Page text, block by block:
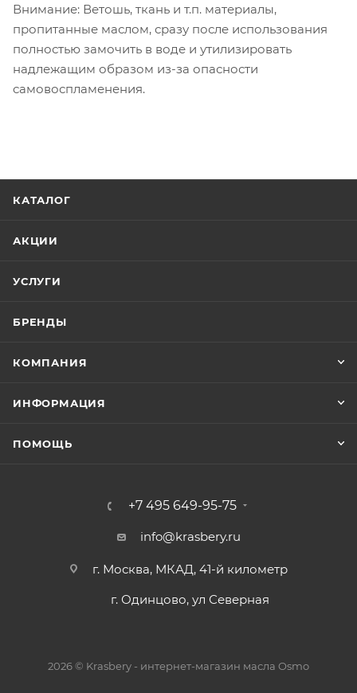
Внимание: Ветошь, ткань и т.п. материалы,
пропитанные маслом, сразу после использования
полностью замочить в воде и утилизировать
надлежащим образом из-за опасности
самовоспламенения.
КАТАЛОГ
АКЦИИ
УСЛУГИ
БРЕНДЫ
КОМПАНИЯ
ИНФОРМАЦИЯ
ПОМОЩЬ
+7 495 649-95-75
info@krasbery.ru
г. Москва, МКАД, 41-й километр
г. Одинцово, ул Северная
2026 © Krasbery - интернет-магазин масла Osmo